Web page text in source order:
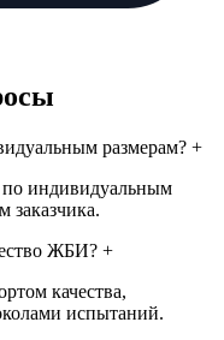
размерам? +
по индивидуальным
заказчика.
ЖБИ? +
качества,
испытаний.